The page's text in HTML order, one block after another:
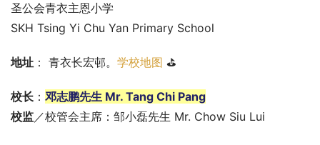
圣公会青衣主恩小学
SKH Tsing Yi Chu Yan Primary School
地址 ： 青衣长宏邨。 学校地图 ⛳
校长 ： 邓志鹏先生 Mr. Tang Chi Pang
校监／校管会主席：邹小磊先生 Mr. Chow Siu Lui